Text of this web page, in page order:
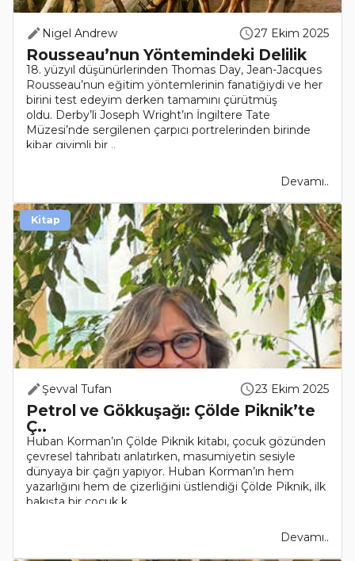
Nigel Andrew 27 Ekim 2025
Rousseau’nun Yöntemindeki Delilik
18. yüzyıl düşünürlerinden Thomas Day, Jean-Jacques
Rousseau’nun eğitim yöntemlerinin fanatiğiydi ve her
birini test edeyim derken tamamını çürütmüş
oldu. Derby’li Joseph Wright’ın İngiltere Tate
Müzesi’nde sergilenen çarpıcı portrelerinden birinde
kibar giyimli bir ..
Devamı..
Şevval Tufan 23 Ekim 2025
Petrol ve Gökkuşağı: Çölde Piknik’te
Ç..
Huban Korman’ın Çölde Piknik kitabı, çocuk gözünden
çevresel tahribatı anlatırken, masumiyetin sesiyle
dünyaya bir çağrı yapıyor. Huban Korman’ın hem
yazarlığını hem de çizerliğini üstlendiği Çölde Piknik, ilk
bakışta bir çocuk k..
Devamı..
Kitap